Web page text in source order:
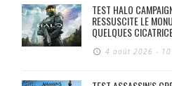
TEST HALO
RESSUSCITE LE
QUELQUES
4 août 2026 -